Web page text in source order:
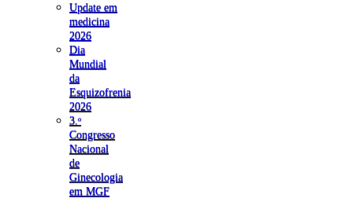
Update em
medicina
2026
Dia
Mundial
da
Esquizofrenia
2026
3.ᵒ
Congresso
Nacional
de
Ginecologia
em MGF